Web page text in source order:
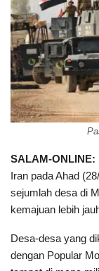
SALAM-ONLINE:
Iran pada Ahad
sejumlah desa di
kemajuan lebih
Desa-desa yang
dengan Popular